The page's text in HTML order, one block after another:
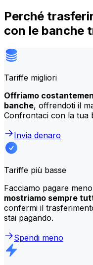
Perché
con le banche
Tariffe migliori
Offriamo
banche, offrendoti il
Confrontaci con la tua
Invia denaro
Tariffe più basse
Facciamo pagare
mostriamo sempre
confermi il
stai pagando.
Spendi meno